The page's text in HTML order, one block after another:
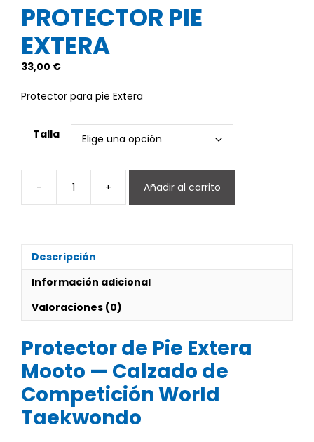
PROTECTOR PIE
EXTERA
33,00 €
Protector para pie Extera
Talla
-
Protector
pie
+ Añadir al carrito
Descripción
Información adicional
Valoraciones (0)
Protector de Pie Extera
Mooto — Calzado de
Competición World
Taekwondo